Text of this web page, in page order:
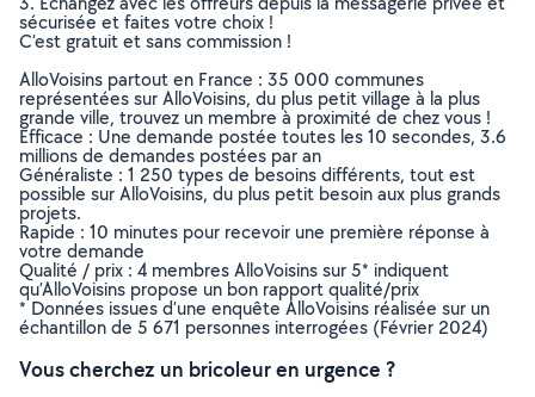
sécurisée et faites votre choix !
C’est gratuit et sans commission !
AlloVoisins partout en France : 35 000 communes
représentées sur AlloVoisins, du plus petit village à la plus
grande ville, trouvez un membre à proximité de chez vous !
Efficace : Une demande postée toutes les 10 secondes, 3.6
millions de demandes postées par an
Généraliste : 1 250 types de besoins différents, tout est
possible sur AlloVoisins, du plus petit besoin aux plus grands
projets.
Rapide : 10 minutes pour recevoir une première réponse à
votre demande
Qualité / prix : 4 membres AlloVoisins sur 5* indiquent
qu’AlloVoisins propose un bon rapport qualité/prix
* Données issues d’une enquête AlloVoisins réalisée sur un
échantillon de 5 671 personnes interrogées (Février 2024)
Vous cherchez un bricoleur en urgence ?